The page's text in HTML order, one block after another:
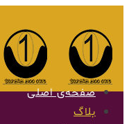
صفحه‌ی اصلی
بلاگ